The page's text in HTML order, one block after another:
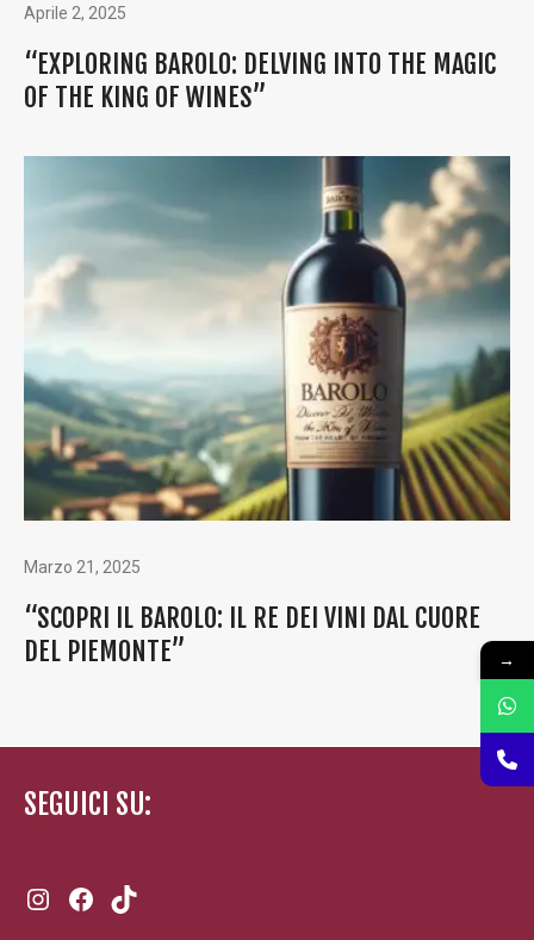
Aprile 2, 2025
“EXPLORING BAROLO: DELVING INTO THE MAGIC
OF THE KING OF WINES”
Marzo 21, 2025
“SCOPRI IL BAROLO: IL RE DEI VINI DAL CUORE
DEL PIEMONTE”
SEGUICI SU:
Instagram
Facebook
→